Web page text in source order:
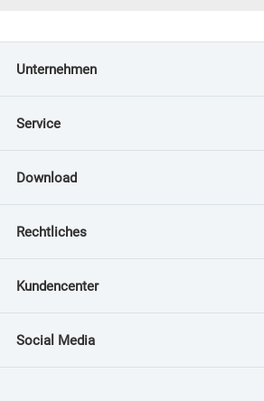
Unternehmen
Service
Download
Rechtliches
Kundencenter
Social Media